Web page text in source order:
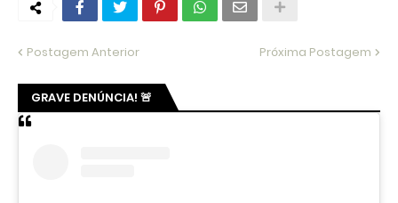
Postagem Anterior Próxima Postagem
GRAVE DENÚNCIA! 🚨